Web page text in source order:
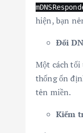
hiện, bạn
Đổi
Một cách tối
thống ổn
tên miền.
Kiểm